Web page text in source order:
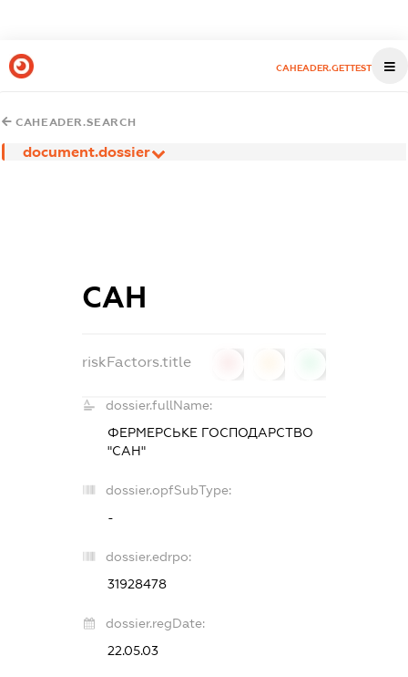
CAHEADER.GETTEST
CAHEADER.SEARCH
document.dossier
САН
riskFactors.title
dossier.fullName:
ФЕРМЕРСЬКЕ ГОСПОДАРСТВО
"САН"
dossier.opfSubType:
-
dossier.edrpo:
31928478
dossier.regDate:
22.05.03